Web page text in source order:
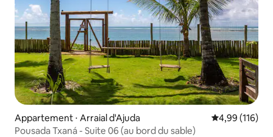
Appartement ⋅ Arraial d'Ajuda Évaluation
4,99 (116)
Pousada Txaná - Suite 06 (au bord du sable)